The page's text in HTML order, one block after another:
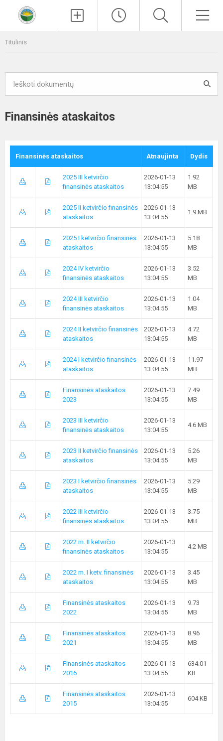
Titulinis
Finansinės ataskaitos
Finansinės ataskaitos Atnaujinta Dydis
2025 III ketvirčio
finansinės ataskaitos
2026-01-13
13:04:55
1.92
MB
2025 II ketvirčio finansinės
ataskaitos
2026-01-13
13:04:55
1.9 MB
2025 I ketvirčio finansinės
ataskaitos
2026-01-13
13:04:55
5.18
MB
2024 IV ketvirčio
finansinės ataskaitos
2026-01-13
13:04:55
3.52
MB
2024 III ketvirčio
finansinės ataskaitos
2026-01-13
13:04:55
1.04
MB
2024 II ketvirčio finansinės
ataskaitos
2026-01-13
13:04:55
4.72
MB
2024 I ketvirčio finansinės
ataskaitos
2026-01-13
13:04:55
11.97
MB
Finansinės ataskaitos
2023
2026-01-13
13:04:55
7.49
MB
2023 III ketvirčio
finansinės ataskaitos
2026-01-13
13:04:55
4.6 MB
2023 II ketvirčio finansinės
ataskaitos
2026-01-13
13:04:55
5.26
MB
2023 I ketvirčio finansinės
ataskaitos
2026-01-13
13:04:55
5.29
MB
2022 III ketvirčio
finansinės ataskaitos
2026-01-13
13:04:55
3.75
MB
2022 m. II ketvirčio
finansinės ataskaitos
2026-01-13
13:04:55
4.2 MB
2022 m. I ketv. finansinės
ataskaitos
2026-01-13
13:04:55
3.45
MB
Finansinės ataskaitos
2022
2026-01-13
13:04:55
9.73
MB
Finansinės ataskaitos
2021
2026-01-13
13:04:55
8.96
MB
Finansinės ataskaitos
2016
2026-01-13
13:04:55
634.01
KB
Finansinės ataskaitos
2015
2026-01-13
13:04:55
604 KB